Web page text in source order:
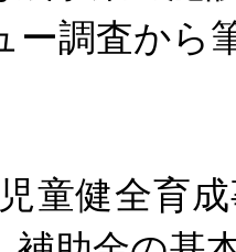
ー調査から
童健全育